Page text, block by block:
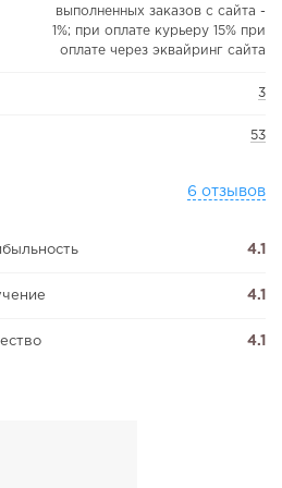
выполненных заказов с сайта -
1%; при оплате курьеру 15% при
оплате через эквайринг сайта
3
53
6 отзывов
4.1
4.1
4.1